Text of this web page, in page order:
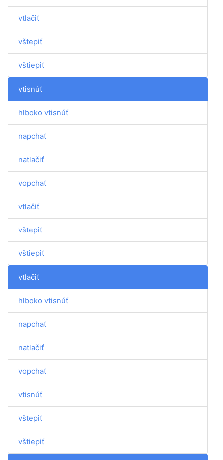
vtlačiť
vštepiť
vštiepiť
vtisnúť
hlboko vtisnúť
napchať
natlačiť
vopchať
vtlačiť
vštepiť
vštiepiť
vtlačiť
hlboko vtisnúť
napchať
natlačiť
vopchať
vtisnúť
vštepiť
vštiepiť